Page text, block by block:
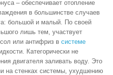
– обеспечивает отопление
в большинстве случаев
большой и малый. По своей
лишь тем, участвует
или антифриз в системе
Категорически не
двигателя заливать воду. Это
на стенках системы, ухудшению